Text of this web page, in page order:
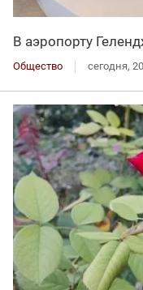
В аэропорту
Общество сегодня,